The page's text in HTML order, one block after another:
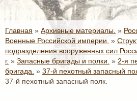
Главная » Архивные материалы. »
Военные Российской империи. »
подразделения вооруженных сил
г. » Запасные бригады и полки. » 2-я
бригада. » 37-й пехотный запасный
37-й пехотный запасный полк.